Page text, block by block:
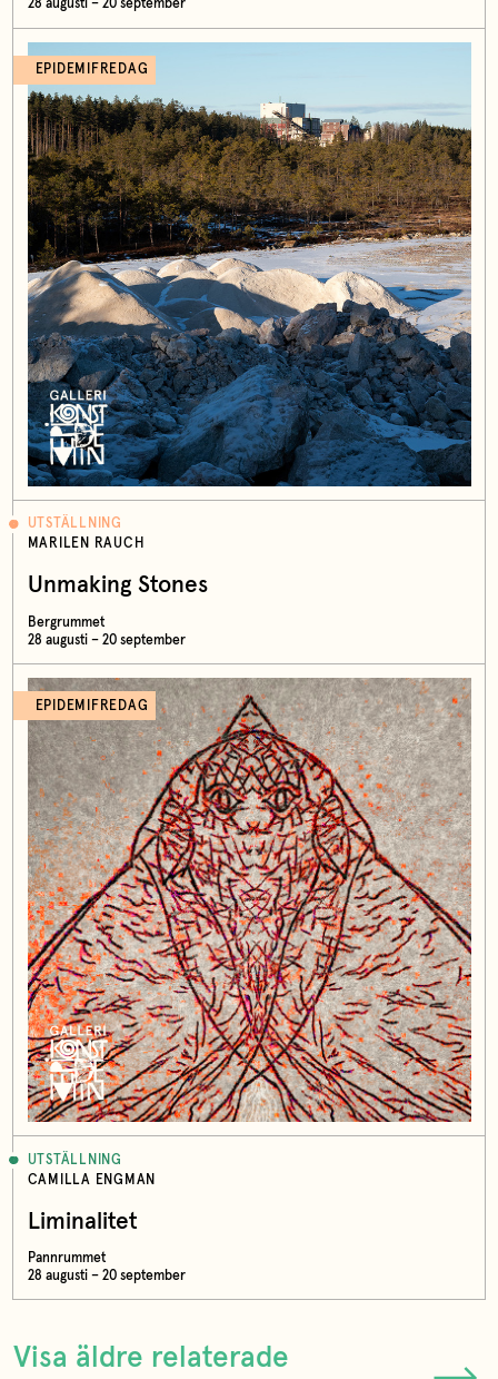
28 augusti – 20 september
EPIDEMIFREDAG
UTSTÄLLNING
MARILEN RAUCH
Unmaking Stones
Bergrummet
28 augusti – 20 september
EPIDEMIFREDAG
UTSTÄLLNING
CAMILLA ENGMAN
Liminalitet
Pannrummet
28 augusti – 20 september
Visa äldre relaterade